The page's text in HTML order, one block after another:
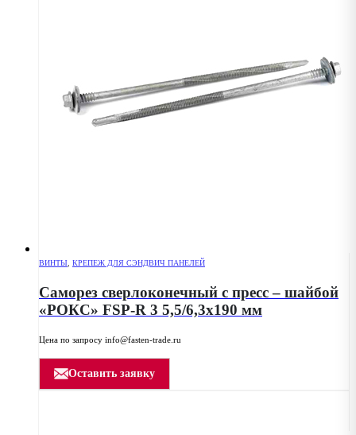
ВИНТЫ КРЕПЕЖ ДЛЯ СЭНДВИЧ ПАНЕЛЕЙ
Саморез сверлоконечный с пресс – шайбой
«РОКС» FSP-R 3 5,5/6,3х190 мм
Цена по запросу info@fasten-trade.ru
Оставить заявку